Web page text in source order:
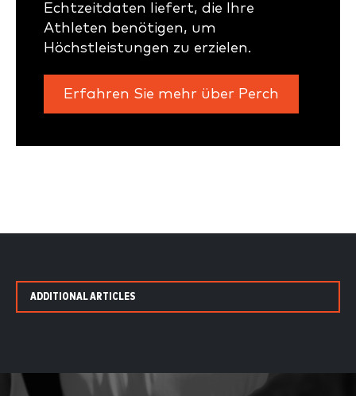
Echtzeitdaten liefert, die Ihre
Athleten benötigen, um
Höchstleistungen zu erzielen.
Erfahren Sie mehr über Perch
ADDITIONAL ARTICLES